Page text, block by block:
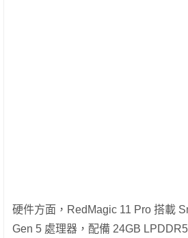
硬件方面，RedMagic 11 Pro 搭載
Gen 5 處理器，配備 24GB